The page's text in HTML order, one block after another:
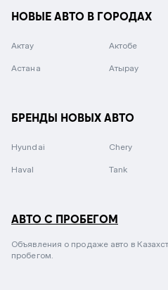
НОВЫЕ АВТО В ГОРОДАХ
Актау Актобе
Астана Атырау
БРЕНДЫ НОВЫХ АВТО
Hyundai Chery
Haval Tank
АВТО С ПРОБЕГОМ
Объявления о продаже авто в
пробегом.